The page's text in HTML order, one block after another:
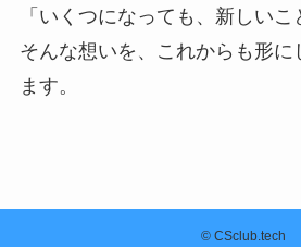
「いくつになっても、新しいこ
そんな想いを、これからも形に
ます。
© CSclub.tech